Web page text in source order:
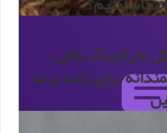
مارکتینگ تکان؛
برای رشد برند